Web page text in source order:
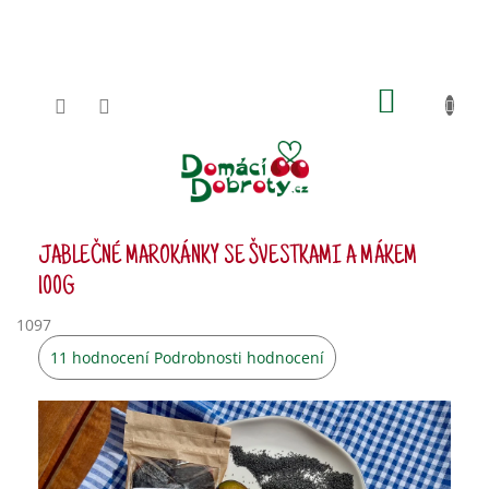
JABLEČNÉ MAROKÁNKY SE ŠVESTKAMI A MÁKEM
100G
1097
Průměrné
hodnocení
produktu
je
2,9
z
5
11 hodnocení Podrobnosti hodnocení